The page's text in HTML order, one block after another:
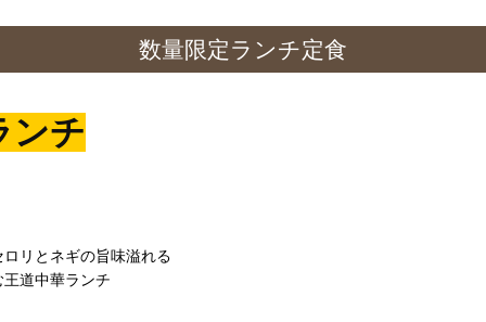
数量限定ランチ定食
ンチ
リとネギの旨味溢れる
道中華ランチ